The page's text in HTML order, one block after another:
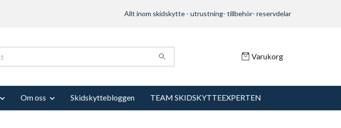
Allt inom skidskytte - utrustning- tillbehör- reservdelar
Varukorg
Om oss Skidskyttebloggen TEAM SKIDSKYTTEEXPERTEN